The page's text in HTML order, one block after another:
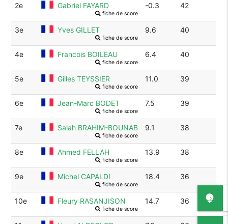
2e Gabriel FAYARD
fiche de score
-0.3 42
3e Yves GILLET
fiche de score
9.6 40
4e Francois BOILEAU
fiche de score
6.4 40
5e Gilles TEYSSIER
fiche de score
11.0 39
6e Jean-Marc BODET
fiche de score
7.5 39
7e Salah BRAHIM-BOUNAB
fiche de score
9.1 38
8e Ahmed FELLAH
fiche de score
13.9 38
9e Michel CAPALDI
fiche de score
18.4 36
10e Fleury RASANJISON
fiche de score
14.7 36